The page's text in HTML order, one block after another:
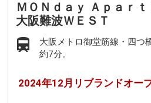
ＭＯＮｄａｙ Ａｐａｒ
大阪難波ＷＥＳＴ
大阪メトロ御堂筋線・四つ
約7分。
2024年12月リブランドオー